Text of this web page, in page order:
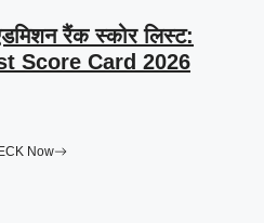
रैंक स्कोर लिस्ट:
Score Card 2026
Now